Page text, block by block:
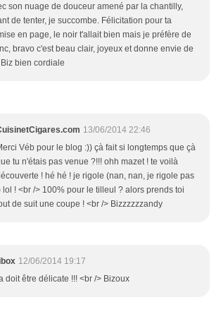
son nuage de douceur amené par la chantilly,
de tenter, je succombe. Félicitation pour ta
en page, le noir t'allait bien mais je préfère de
bravo c'est beau clair, joyeux et donne envie de
bien cordiale
13/06/2014 22:46
Véb pour le blog :)) çà fait si longtemps que çà
tu n'étais pas venue ?!!! ohh mazet ! te voilà
! hé hé ! je rigole (nan, nan, je rigole pas
lol ! <br /> 100% pour le tilleul ? alors prends toi
de suit une coupe ! <br /> Bizzzzzzandy
12/06/2014 19:17
doit être délicate !!! <br /> Bizoux